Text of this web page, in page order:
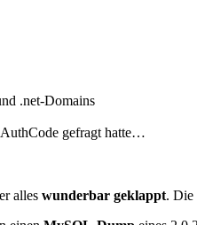
.net-Domains
gefragt hatte…
alles wunderbar geklappt. Die